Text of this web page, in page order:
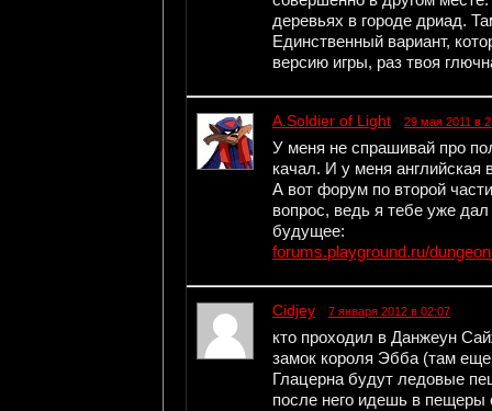
деревьях в городе дриад.
Единственный вариант,
версию игры, раз твоя
A.Soldier of Light 29 мая 2011 в
У меня не спрашивай про
качал. И у меня английская
А вот форум по второй
вопрос, ведь я тебе уже
будущее:
forums.playground.ru/
Cidjey 7 января 2012 в 02:07
кто проходил в Данжеун
замок короля Эбба (там
Глацерна будут ледовые
после него идешь в пещеры